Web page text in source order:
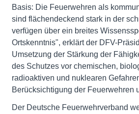
Basis: Die Feuerwehren als
sind flächendeckend stark in der
verfügen über ein breites
Ortskenntnis", erklärt der DFV-
Umsetzung der Stärkung der
des Schutzes vor chemischen,
radioaktiven und nuklearen
Berücksichtigung der Feuerwehren
Der Deutsche Feuerwehrverband